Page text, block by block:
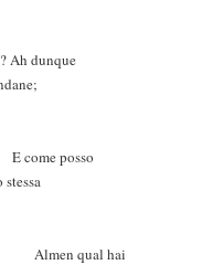
dunque
hai